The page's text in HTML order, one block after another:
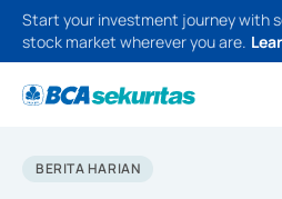
Start your investment journey with
stock market wherever you are.
BERITA HARIAN